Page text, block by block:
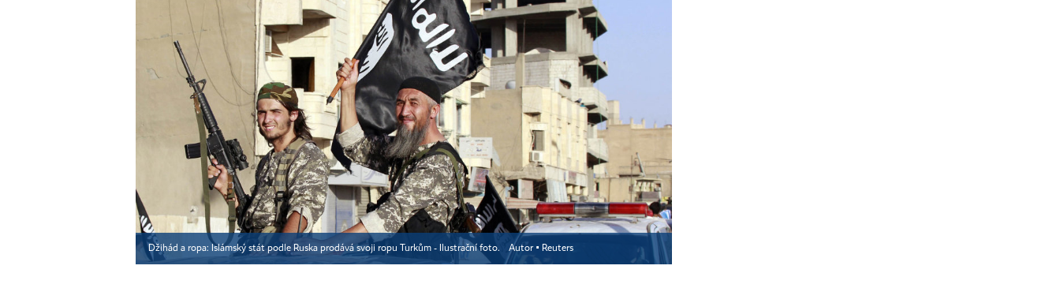
Džihád a ropa: Islámský stát podle Ruska prodává svoji ropu Turkům - Ilustrační foto. Autor ▪ Reuters